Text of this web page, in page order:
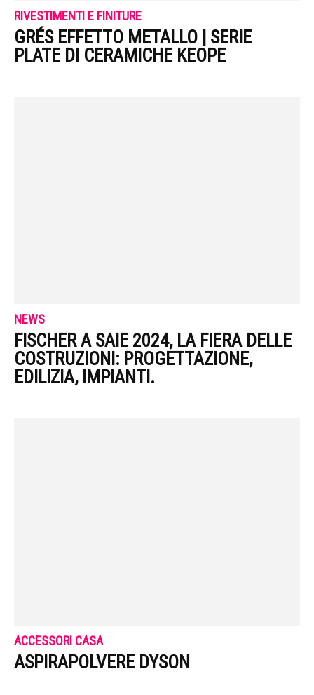
RIVESTIMENTI E FINITURE
GRÉS EFFETTO METALLO | SERIE
PLATE DI CERAMICHE KEOPE
NEWS
FISCHER A SAIE 2024, LA FIERA DELLE
COSTRUZIONI: PROGETTAZIONE,
EDILIZIA, IMPIANTI.
ACCESSORI CASA
ASPIRAPOLVERE DYSON